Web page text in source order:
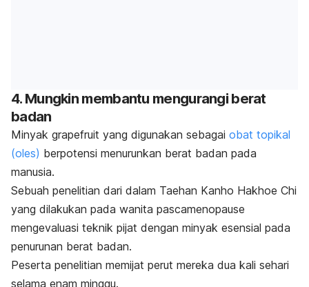
4. Mungkin membantu mengurangi berat
badan
Minyak grapefruit yang digunakan sebagai obat topikal
(oles) berpotensi menurunkan berat badan pada
manusia.
Sebuah penelitian dari dalam Taehan Kanho Hakhoe Chi
yang dilakukan pada wanita pascamenopause
mengevaluasi teknik pijat dengan minyak esensial pada
penurunan berat badan.
Peserta penelitian memijat perut mereka dua kali sehari
selama enam minggu.